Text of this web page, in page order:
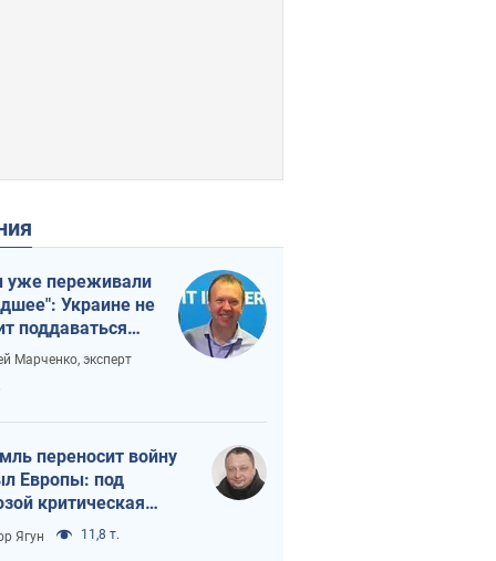
переживали
Украине не
поддаваться
из-за
Марченко, эксперт
переносит войну
Европы: под
критическая
Ягун 11,8 т.